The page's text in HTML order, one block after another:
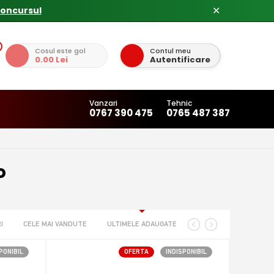
✕
Cosul este gol
0.00 Lei
Contul meu
Autentificare
Vanzari
0767 390 475
Tehnic
0765 487 387
CELE MAI VANDUTE ULTIMELE ADAUGATE
OFERTA